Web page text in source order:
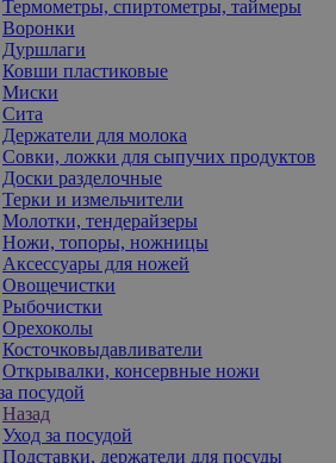
Термометры, спиртометры, таймеры
Воронки
Дуршлаги
Ковши пластиковые
Миски
Сита
Держатели для молока
Совки, ложки для сыпучих продуктов
Доски разделочные
Терки и измельчители
Молотки, тендерайзеры
Ножи, топоры, ножницы
Аксессуары для ножей
Овощечистки
Рыбочистки
Орехоколы
Косточковыдавливатели
Открывалки, консервные ножи
посудой
Назад
Уход за посудой
Подставки, держатели для посуды